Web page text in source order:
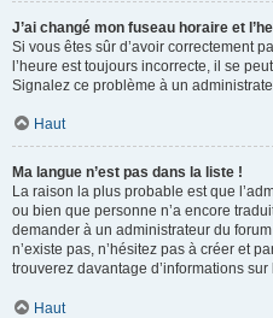
J’ai changé mon fuseau horaire et
Si vous êtes sûr d’avoir correctement
l’heure est toujours incorrecte, il se
Signalez ce problème à un
Haut
Ma langue n’est pas dans la liste !
La raison la plus probable est que
ou bien que personne n’a encore
demander à un administrateur du
n’existe pas, n’hésitez pas à créer et
trouverez davantage d’informations sur
Haut